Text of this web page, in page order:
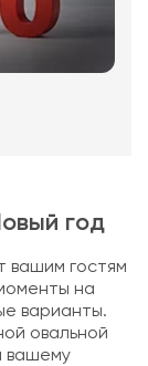
год
вашим гостям
на
варианты.
овальной
вашему